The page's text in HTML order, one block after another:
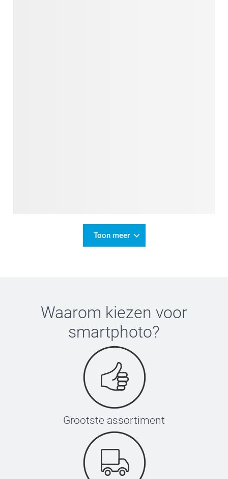
Toon meer
Waarom kiezen voor
smartphoto?
Grootste assortiment